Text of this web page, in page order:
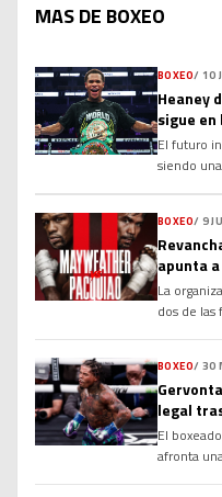
MAS DE BOXEO
BOXEO/ 10
Heaney
sigue en
El futuro
siendo
Aunque
equipo.
superar a
BOXEO/ 9
apunta
La
dos de
entre
hacia una
planeados
anuncio
del
BOXEO/ 30
legal
El
afronta